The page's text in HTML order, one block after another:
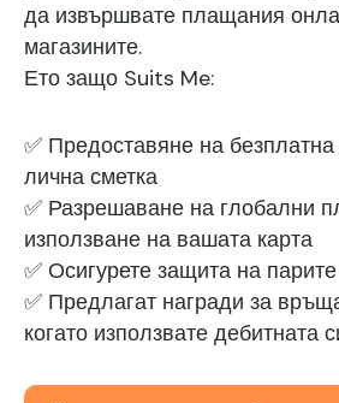
да извършвате плащания
магазините.
Ето защо Suits Me:
✅ Предоставяне на
лична сметка
✅ Разрешаване на глобални
използване на вашата карта
✅ Осигурете защита на
✅ Предлагат награди за
когато използвате дебитната